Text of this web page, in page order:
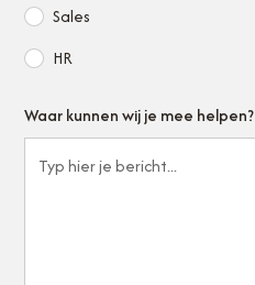
Sales
HR
Waar kunnen wij je mee helpen?